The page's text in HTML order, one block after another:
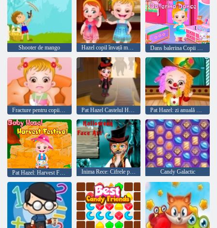
Shooter de mango Hazel copil învață maniere Dans balerina Copii Hazel
Fracture pentru copii Hazel Hand Pat Hazel Castelul Halloween Pat Hazel: zi anuală de școală
Inima Rece: Cifrele pe fata lui Anna pentru Halloween Candy Galactic